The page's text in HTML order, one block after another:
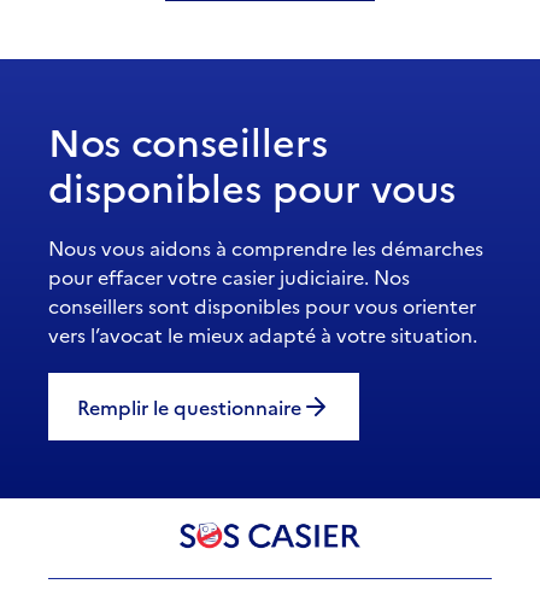
Nos conseillers
disponibles pour vous
Nous vous aidons à comprendre les démarches
pour effacer votre casier judiciaire. Nos
conseillers sont disponibles pour vous orienter
vers l’avocat le mieux adapté à votre situation.
Remplir le questionnaire